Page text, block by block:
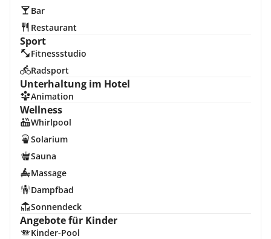
Bar
Restaurant
Sport
Fitnessstudio
Radsport
Unterhaltung im Hotel
Animation
Wellness
Whirlpool
Solarium
Sauna
Massage
Dampfbad
Sonnendeck
Angebote für Kinder
Kinder-Pool